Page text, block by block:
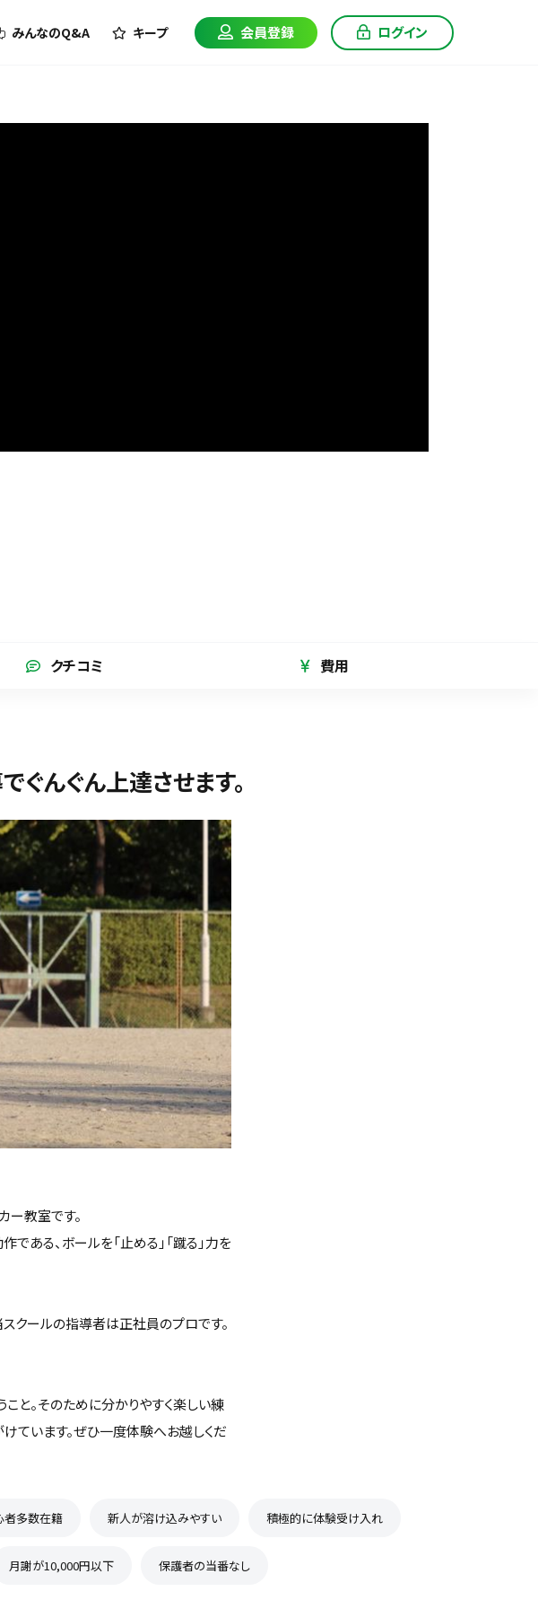
みんなのQ&A キープ 会員登録 ログイン
クチコミ 費用
んぐん上達させます。
ー教室です。
ある、ボールを「止める」「蹴る」力を
クールの指導者は正社員のプロです。
と。そのために分かりやすく楽しい練
ています。ぜひ一度体験へお越しくだ
者多数在籍 新人が溶け込みやすい 積極的に体験受け入れ
月謝が10,000円以下 保護者の当番なし